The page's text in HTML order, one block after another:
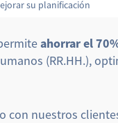
su planificación
ahorrar el
(RR.HH.),
con nuestros